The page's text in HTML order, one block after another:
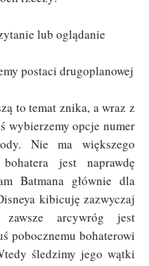
lub oglądanie
postaci drugoplanowej
to temat znika, a wraz z
wybierzemy opcje numer
Nie ma większego
jest naprawdę
Batmana głównie dla
kibicuję zazwyczaj
zawsze arcywróg jest
pobocznemu bohaterowi
śledzimy jego wątki